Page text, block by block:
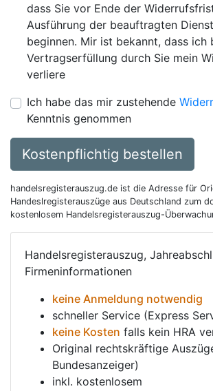
dass Sie vor Ende der
Ausführung der beauftragten
beginnen. Mir ist bekannt, dass ich
Vertragserfüllung durch Sie mein
verliere
Ich habe das mir zustehende
Kenntnis genommen
Kostenpflichtig bestellen
handelsregisterauszug.de ist die Adresse für
Handeslregisterauszüge aus Deutschland zum
kostenlosem Handelsregisterauszug-
Handelsregisterauszug,
Firmeninformationen
keine Anmeldung notwendig
schneller Service (Express
keine Kosten falls kein HRA
Original rechtskräftige
Bundesanzeiger)
inkl. kostenlosem